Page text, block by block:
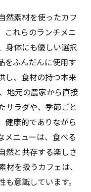
然素材を使ったカフ
これらのランチメニ
身体にも優しい選択
をふんだんに使用す
し、食材の持つ本来
地元の農家から直接
サラダや、季節ごと
健康的でありながら
メニューは、食べる
然と共存する楽しさ
材を扱うカフェは、
意識しています。